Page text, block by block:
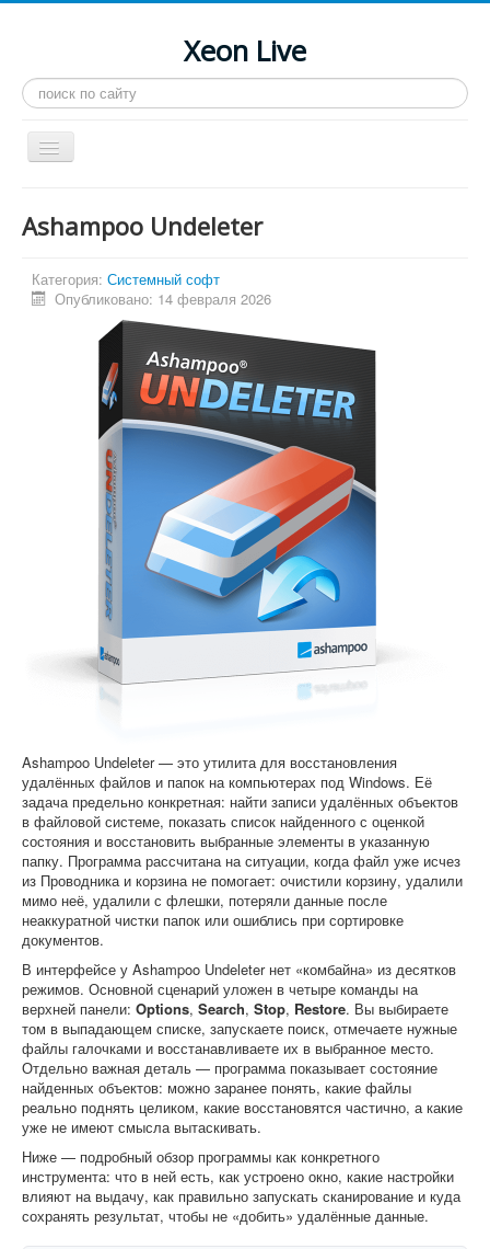
Xeon Live
Искать...
Toggle
Navigation
LGA 2011-3
LGA 2011
Процессоры
Рейтинги
Конференция
Системные программы
Ashampoo Undeleter
Категория: Системный софт
Опубликовано: 14 февраля 2026
Ashampoo Undeleter — это утилита для восстановления
удалённых файлов и папок на компьютерах под Windows. Её
задача предельно конкретная: найти записи удалённых объектов
в файловой системе, показать список найденного с оценкой
состояния и восстановить выбранные элементы в указанную
папку. Программа рассчитана на ситуации, когда файл уже исчез
из Проводника и корзина не помогает: очистили корзину, удалили
мимо неё, удалили с флешки, потеряли данные после
неаккуратной чистки папок или ошиблись при сортировке
документов.
В интерфейсе у Ashampoo Undeleter нет «комбайна» из десятков
режимов. Основной сценарий уложен в четыре команды на
верхней панели: Options, Search, Stop, Restore. Вы выбираете
том в выпадающем списке, запускаете поиск, отмечаете нужные
файлы галочками и восстанавливаете их в выбранное место.
Отдельно важная деталь — программа показывает состояние
найденных объектов: можно заранее понять, какие файлы
реально поднять целиком, какие восстановятся частично, а какие
уже не имеют смысла вытаскивать.
Ниже — подробный обзор программы как конкретного
инструмента: что в ней есть, как устроено окно, какие настройки
влияют на выдачу, как правильно запускать сканирование и куда
сохранять результат, чтобы не «добить» удалённые данные.